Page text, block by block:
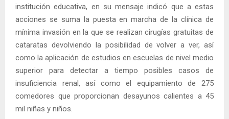
institución educativa, en su mensaje indicó que a estas
acciones se suma la puesta en marcha de la clínica de
mínima invasión en la que se realizan cirugías gratuitas de
cataratas devolviendo la posibilidad de volver a ver, así
como la aplicación de estudios en escuelas de nivel medio
superior para detectar a tiempo posibles casos de
insuficiencia renal, así como el equipamiento de 275
comedores que proporcionan desayunos calientes a 45
mil niñas y niños.